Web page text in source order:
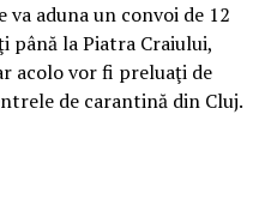
va aduna un convoi de 12
până la Piatra Craiului,
acolo vor fi preluaţi de
de carantină din Cluj.